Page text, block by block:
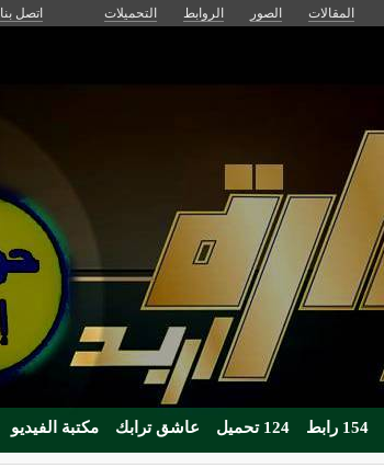
المقالات الصور الروابط التحميلات اتصل بنا
154 رابط 124 تحميل عاشق ترابك مكتبة الفيديو